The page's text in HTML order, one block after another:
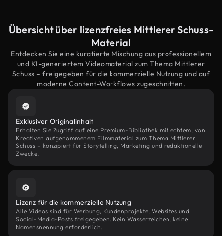
Übersicht über lizenzfreies Mittlerer Schuss-
Material
Entdecken Sie eine kuratierte Mischung aus professionellem
und KI-generiertem Videomaterial zum Thema Mittlerer
Schuss – freigegeben für die kommerzielle Nutzung und auf
moderne Content-Workflows zugeschnitten.
Exklusiver Originalinhalt
Erhalten Sie Zugriff auf eine Premium-Bibliothek mit echtem, von
Kreativen aufgenommenem Filmmaterial zum Thema Mittlerer
Schuss – konzipiert für Storytelling, Marketing und redaktionelle
Zwecke.
Lizenz für die kommerzielle Nutzung
Alle Videos sind für Werbung, Kundenprojekte, Websites und
Social-Media-Posts freigegeben. Kein Wasserzeichen, keine
Namensnennung erforderlich.